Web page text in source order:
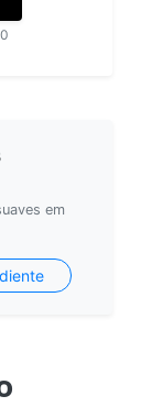
em